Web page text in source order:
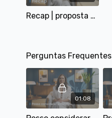
Recap | proposta de valor
Perguntas Frequentes
01:08